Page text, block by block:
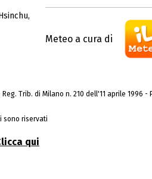
,
Meteo a cura di
Trib. di Milano n. 210 dell'11 aprile 1996 -
sono riservati
qui